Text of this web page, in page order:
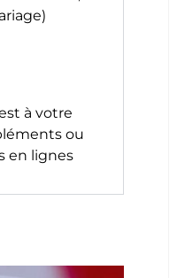
à votre
ou
en lignes